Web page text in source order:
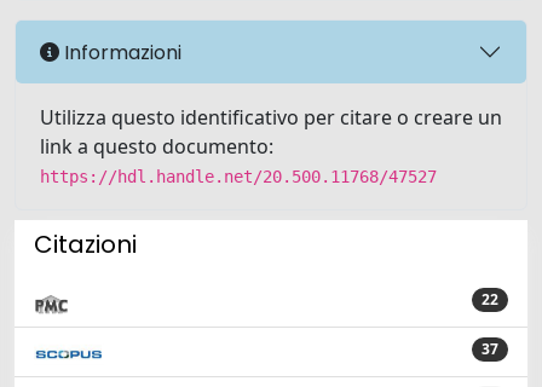
Informazioni
Utilizza questo identificativo per citare o creare un
link a questo documento:
https://hdl.handle.net/20.500.11768/47527
Citazioni
22
37